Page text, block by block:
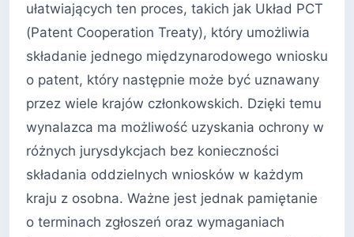
ułatwiających ten proces, takich jak Układ PCT
(Patent Cooperation Treaty), który umożliwia
składanie jednego międzynarodowego wniosku
o patent, który następnie może być uznawany
przez wiele krajów członkowskich. Dzięki temu
wynalazca ma możliwość uzyskania ochrony w
różnych jurysdykcjach bez konieczności
składania oddzielnych wniosków w każdym
kraju z osobna. Ważne jest jednak pamiętanie
o terminach zgłoszeń oraz wymaganiach